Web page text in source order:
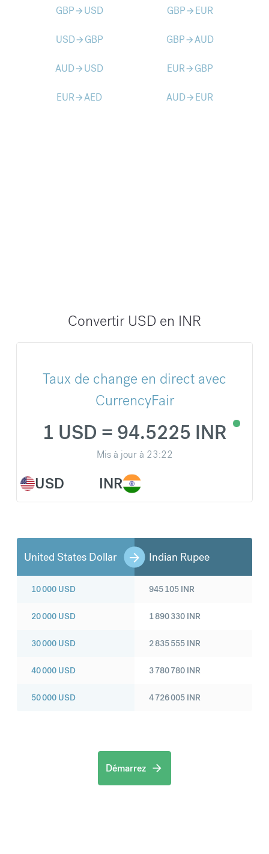
GBParrow_forward USD GBParrow_forward EUR
USDarrow_forward GBP GBParrow_forwardAUD
AUDarrow_forward USD EURarrow_forward GBP
EURarrow_forwardAED AUDarrow_forward EUR
Convertir USD en INR
Taux de change en direct avec
CurrencyFair
USD
1 USD = 94.5225 INR
Mis à jour à 23:22
INR
United States Dollar Indian Rupee
10 000 USD
20 000 USD
30 000 USD
40 000 USD
50 000 USD
945 105 INR
1 890 330 INR
2 835 555 INR
3 780 780 INR
4 726 005 INR
Démarrez